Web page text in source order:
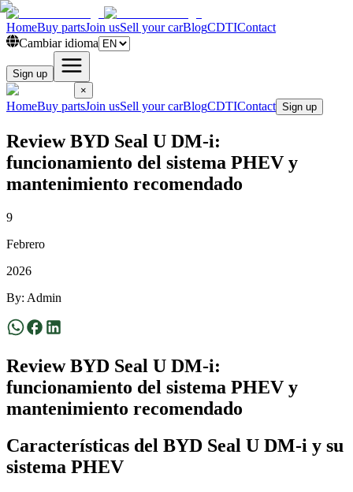
HomeBuy partsJoin usSell your carBlogCDTIContact
Cambiar idioma
Sign up
×
HomeBuy partsJoin usSell your carBlogCDTIContact Sign up
Review BYD Seal U DM-i:
funcionamiento del sistema PHEV y
mantenimiento recomendado
9
Febrero
2026
By: Admin
Review BYD Seal U DM-i:
funcionamiento del sistema PHEV y
mantenimiento recomendado
Características del BYD Seal U DM-i y su
sistema PHEV